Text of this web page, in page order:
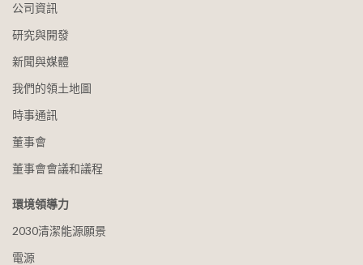
公司資訊
研究與開發
新聞與媒體
我們的領土地圖
時事通訊
董事會
董事會會議和議程
環境領導力
2030清潔能源願景
電源